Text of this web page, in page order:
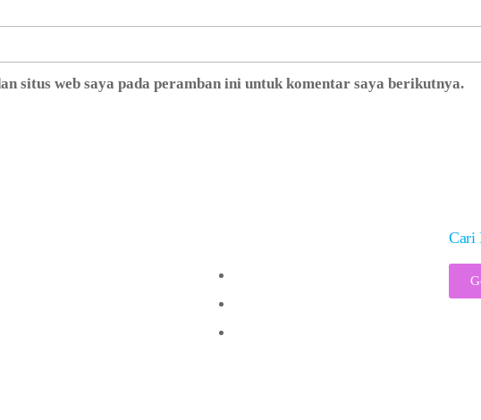
situs web saya pada peramban ini untuk komentar saya berikutnya.
Cari